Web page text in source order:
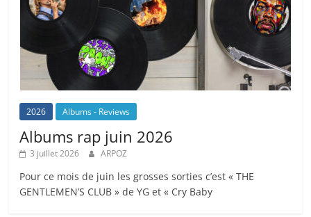
2026 Albums - Reviews
Albums rap juin 2026
3 juillet 2026 ARPOZ
Pour ce mois de juin les grosses sorties c’est « THE
GENTLEMEN’S CLUB » de YG et « Cry Baby